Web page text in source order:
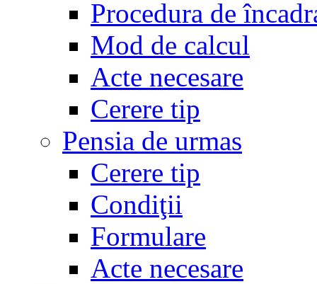
Procedura de
Mod de calcul
Acte necesare
Cerere tip
Pensia de urmas
Cerere tip
Condiţii
Formulare
Acte necesare